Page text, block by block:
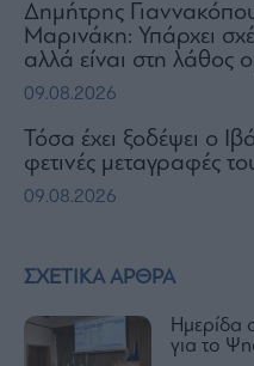
ΣΧΕΤΙΚΑ ΑΡΘΡΑ
Ημερίδα
για το
Δημήτρης
Μαρινάκη: Υπάρχει
αλλά είναι στη λάθος
09.08.2026
Τόσα έχει ξοδέψει ο
φετινές μεταγραφές
09.08.2026